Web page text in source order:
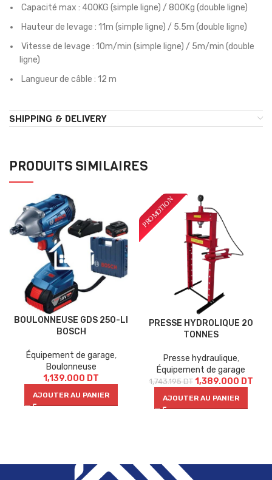
Capacité max : 400KG (simple ligne) / 800Kg (double ligne)
Hauteur de levage : 11m (simple ligne) / 5.5m (double ligne)
Vitesse de levage : 10m/min (simple ligne) / 5m/min (double
ligne)
Langueur de câble : 12 m
SHIPPING & DELIVERY
PRODUITS SIMILAIRES
BOULONNEUSE GDS 250-LI
BOSCH
Équipement de garage,
Boulonneuse
1,139.000 DT
AJOUTER AU PANIER
PRESSE HYDROLIQUE 20
TONNES
Presse hydraulique,
Équipement de garage
1,743.195DT 1,389.000 DT
AJOUTER AU PANIER